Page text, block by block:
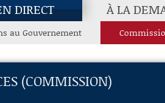
DIRECT À LA
au Gouvernement
(COMMISSION)